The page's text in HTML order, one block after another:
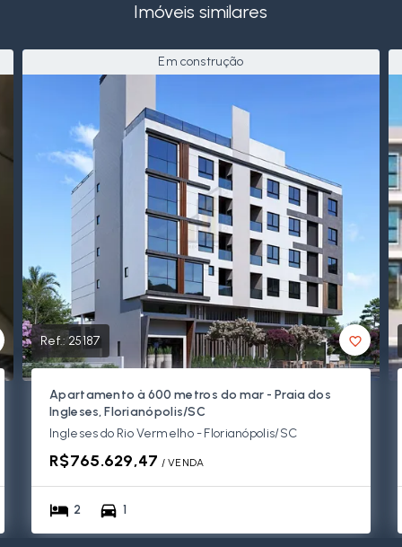
Imóveis similares
Em construção
Ref.:25187
Apartamento à 600 metros do mar - Praia dos
Ingleses, Florianópolis/SC
Ingleses do Rio Vermelho - Florianópolis/SC
R$765.629,47 / VENDA
2 1